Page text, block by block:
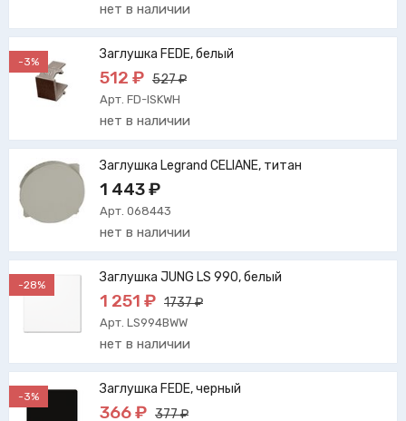
нет в наличии
-3% Заглушка FEDE, белый
512 ₽ 527 ₽
Арт. FD-ISKWH
нет в наличии
Заглушка Legrand CELIANE, титан
1 443 ₽
Арт. 068443
нет в наличии
-28% Заглушка JUNG LS 990, белый
1 251 ₽ 1737 ₽
Арт. LS994BWW
нет в наличии
-3% Заглушка FEDE, черный
366 ₽ 377 ₽